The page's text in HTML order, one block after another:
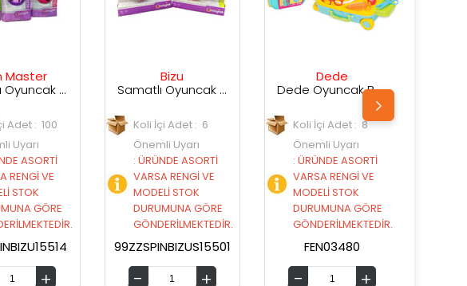
Samatlı Oyuncak Bizu Dörtlü Boncuk Seti 2.SERİ
Koli İçi Adet : 6
Önemli Uyarı
:ÜRÜNDE ASORTİ
VARSA RENGİ VE
MODELİ STOK
DURUMUNA GÖRE
GÖNDERİLMEKTEDİR.
99ZZSPINBIZUS15501
Koli İçi Adet : 8
Önemli Uyarı
:ÜRÜNDE ASORTİ
VARSA RENGİ VE
MODELİ STOK
DURUMUNA GÖRE
GÖNDERİLMEKTEDİR.
FEN03480
Koli İçi Adet : 4
Önemli Uyarı
:ÜRÜNDE ASORTİ
VARSA RENGİ VE
MODELİ STOK
DURUMUNA GÖRE
GÖNDERİLMEKTEDİR.